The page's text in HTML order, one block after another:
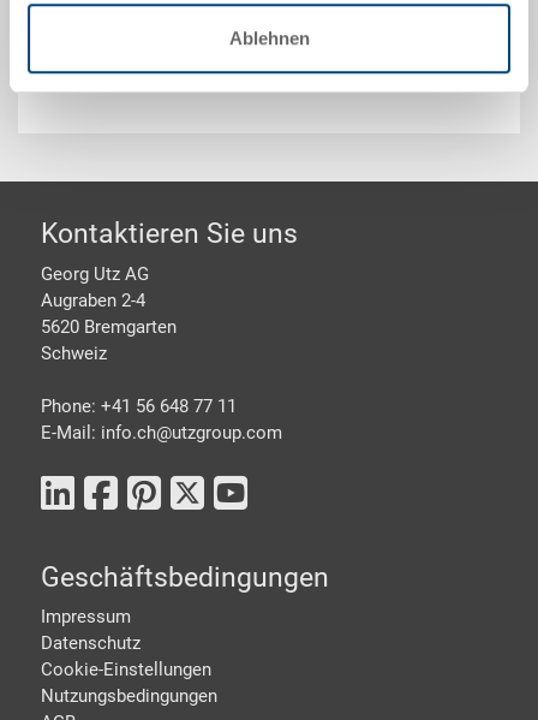
Ablehnen
Footer
Kontaktieren Sie uns
Georg Utz AG
Augraben 2-4
5620 Bremgarten
Schweiz
Phone: +41 56 648 77 11
E-Mail: info.ch@utzgroup.com
Geschäftsbedingungen
Impressum
Datenschutz
Cookie-Einstellungen
Nutzungsbedingungen